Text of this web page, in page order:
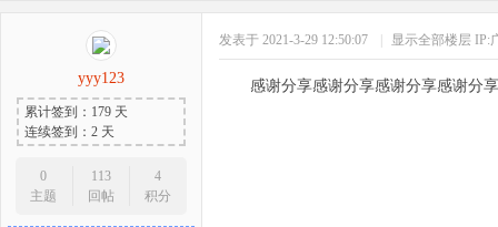
yyy123
累计签到：179 天
连续签到：2 天
0
主题
113
回帖
4
积分
发表于 2021-3-29 12:50:07 显示全部楼层 IP:
感谢分享感谢分享感谢分享感谢分